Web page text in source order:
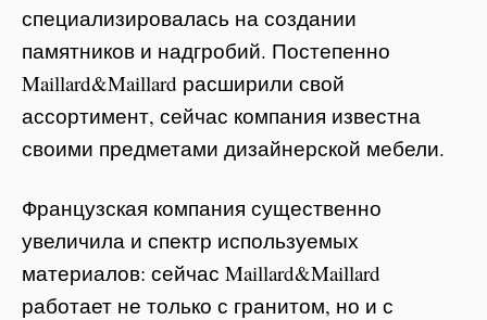
специализировалась на создании
памятников и надгробий. Постепенно
Maillard&Maillard расширили свой
ассортимент, сейчас компания известна
своими предметами дизайнерской мебели.
Французская компания существенно
увеличила и спектр используемых
материалов: сейчас Maillard&Maillard
работает не только с гранитом, но и с